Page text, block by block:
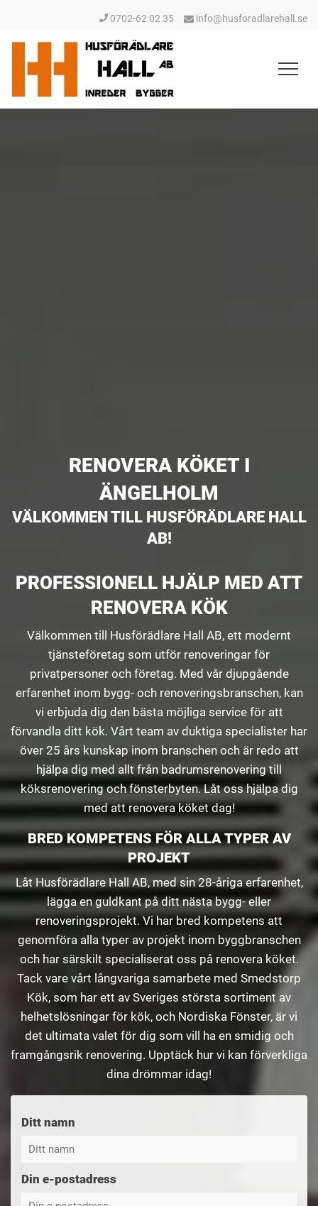
0702-62 02 35 info@husforadlarehall.se
RENOVERA KÖKET I
ÄNGELHOLM
VÄLKOMMEN TILL HUSFÖRÄDLARE HALL
AB!
PROFESSIONELL HJÄLP MED ATT
RENOVERA KÖK
Välkommen till Husförädlare Hall AB, ett modernt
tjänsteföretag som utför renoveringar för
privatpersoner och företag. Med vår djupgående
erfarenhet inom bygg- och renoveringsbranschen, kan
vi erbjuda dig den bästa möjliga service för att
förvandla ditt kök. Vårt team av duktiga specialister har
över 25 års kunskap inom branschen och är redo att
hjälpa dig med allt från badrumsrenovering till
köksrenovering och fönsterbyten. Låt oss hjälpa dig
med att renovera köket dag!
BRED KOMPETENS FÖR ALLA TYPER AV
PROJEKT
Låt Husförädlare Hall AB, med sin 28-åriga erfarenhet,
lägga en guldkant på ditt nästa bygg- eller
renoveringsprojekt. Vi har bred kompetens att
genomföra alla typer av projekt inom byggbranschen
och har särskilt specialiserat oss på renovera köket.
Tack vare vårt långvariga samarbete med Smedstorp
Kök, som har ett av Sveriges största sortiment av
helhetslösningar för kök, och Nordiska Fönster, är vi
det ultimata valet för dig som vill ha en smidig och
framgångsrik renovering. Upptäck hur vi kan förverkliga
dina drömmar idag!
Ditt namn
Din e-postadress